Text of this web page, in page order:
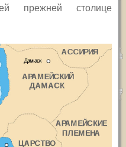
прежней столице